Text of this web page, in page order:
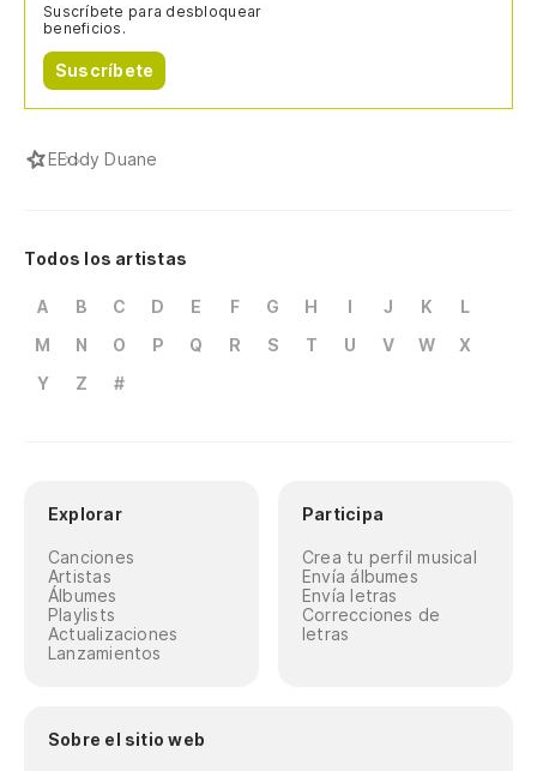
Suscríbete para desbloquear
beneficios.
Suscríbete
EEddy Duane
Todos los artistas
A B C D E F G H I J K
L
M
N O P Q R S T U V W
X
Y
Z #
Explorar
Canciones
Artistas
Álbumes
Playlists
Actualizaciones
Lanzamientos
Participa
Crea tu perfil musical
Envía álbumes
Envía letras
Correcciones de
letras
Sobre el sitio web